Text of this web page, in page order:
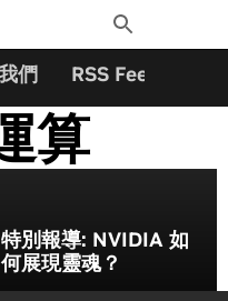
Toggle
Search
們 RSS Feeds
算
特別報導: NVIDIA 如
何展現靈魂？